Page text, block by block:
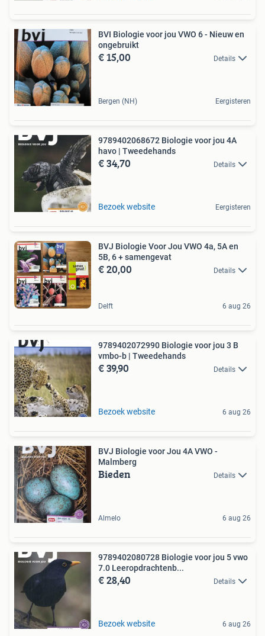
BVI Biologie voor jou VWO 6 - Nieuw en
ongebruikt
€ 15,00 Details
Bergen (NH) Eergisteren
9789402068672 Biologie voor jou 4A
havo | Tweedehands
€ 34,70 Details
Bezoek website Eergisteren
BVJ Biologie Voor Jou VWO 4a, 5A en
5B, 6 + samengevat
€ 20,00 Details
Delft 6 aug 26
9789402072990 Biologie voor jou 3 B
vmbo-b | Tweedehands
€ 39,90 Details
Bezoek website 6 aug 26
BVJ Biologie voor Jou 4A VWO -
Malmberg
Bieden Details
Almelo 6 aug 26
9789402080728 Biologie voor jou 5 vwo
7.0 Leeropdrachtenb...
€ 28,40 Details
Bezoek website 6 aug 26